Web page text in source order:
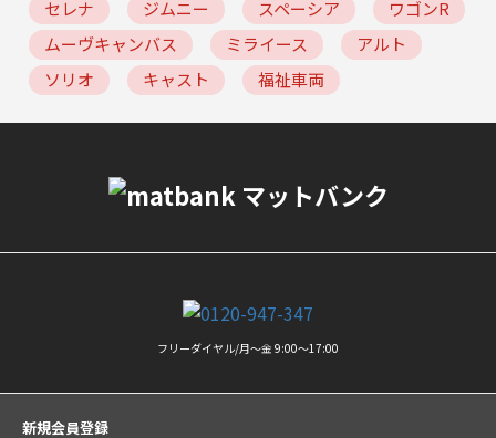
セレナ
ジムニー スペーシア
ワゴンR
ムーヴキャンバス
ミライース
アルト
ソリオ
キャスト 福祉車両
フリーダイヤル/月〜金 9:00〜17:00
新規会員登録